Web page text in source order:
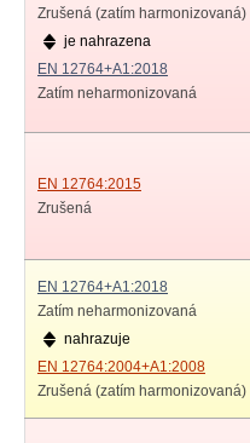
Zrušená (zatím harmonizovaná)
je nahrazena
EN 12764+A1:2018
Zatím neharmonizovaná
EN 12764:2015
Zrušená
EN 12764+A1:2018
Zatím neharmonizovaná
nahrazuje
EN 12764:2004+A1:2008
Zrušená (zatím harmonizovaná)